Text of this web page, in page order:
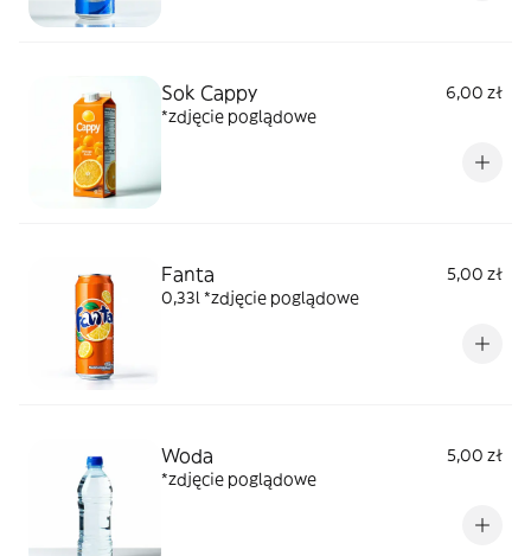
Sok Cappy
6,00 zł
*zdjęcie poglądowe
Fanta
5,00 zł
0,33l *zdjęcie poglądowe
Woda
5,00 zł
*zdjęcie poglądowe